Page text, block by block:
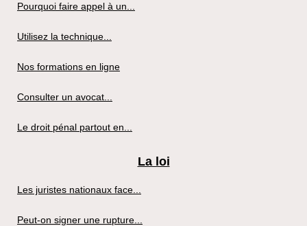
Pourquoi faire appel à un...
Utilisez la technique...
Nos formations en ligne
Consulter un avocat...
Le droit pénal partout en...
La loi
Les juristes nationaux face...
Peut-on signer une rupture...